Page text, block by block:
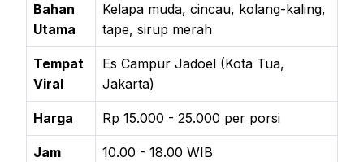
Bahan
Utama
Kelapa muda, cincau, kolang-kaling,
tape, sirup merah
Tempat
Viral
Es Campur Jadoel (Kota Tua,
Jakarta)
Harga Rp 15.000 - 25.000 per porsi
Jam
10.00 - 18.00 WIB